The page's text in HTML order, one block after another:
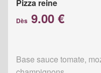
Pizza reine
Dès 9.00 €
Base sauce tomate,